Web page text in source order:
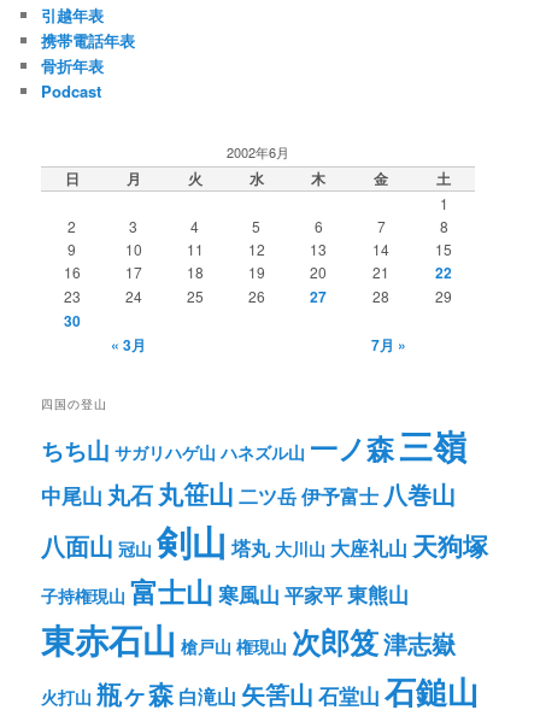
引越年表
携帯電話年表
骨折年表
Podcast
2002年6月
日 月 火 水 木 金 土
1
2
3 4 5 6 7
8
9
10 11 12 13 14
15
16
17 18 19 20 21 22
23 24 25 26 27 28 29
30
« 3月
7月 »
四国の登山
ちち山 サガリハゲ山 ハネズル山 一ノ森三嶺
中尾山 丸石丸笹山 二ツ岳伊予富士 八巻山
八面山 冠山 剣山 塔丸 大川山 大座礼山 天狗塚
子持権現山 富士山 寒風山 平家平東熊山
東赤石山 槍戸山 権現山 次郎笈津志嶽
火打山 瓶ヶ森 白滝山 矢筈山 石堂山 石鎚山